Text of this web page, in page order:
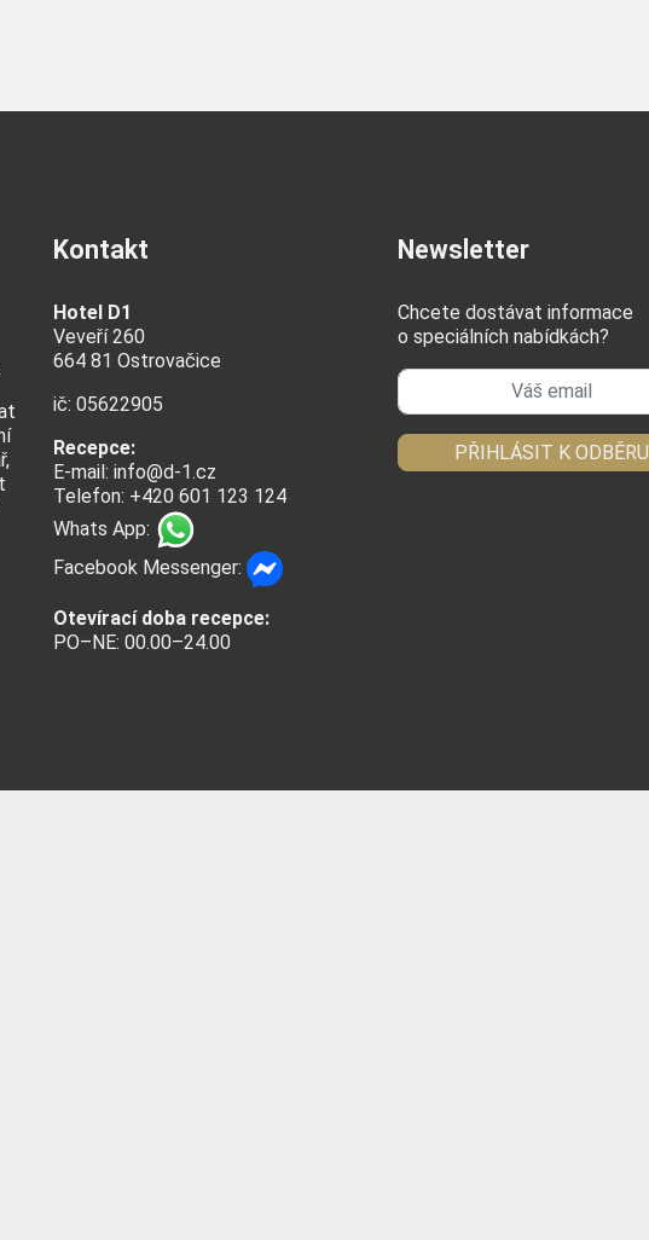
Kontakt
Hotel D1
Veveří 260
664 81 Ostrovačice
ič: 05622905
Recepce:
E-mail: info@d-1.cz
Telefon: +420 601 123 124
Whats App:
Facebook Messenger:
Otevírací doba recepce:
PO–NE: 00.00–24.00
Newsletter
Chcete dostávat informace
o speciálních nabídkách?
PŘIHLÁSIT K ODBĚRU